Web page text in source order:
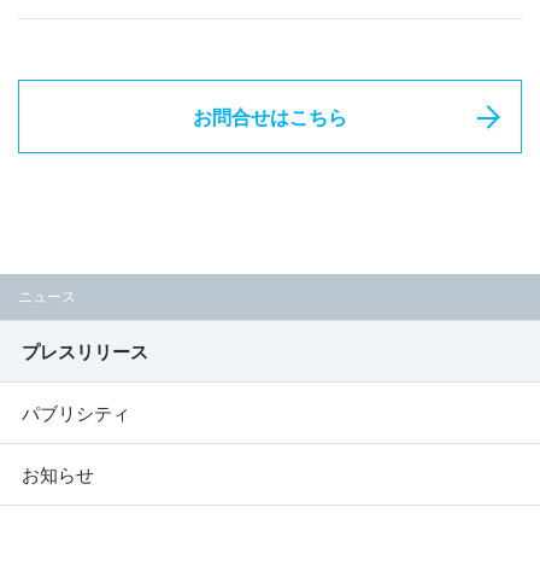
お問合せはこちら
ニュース
プレスリリース
パブリシティ
お知らせ